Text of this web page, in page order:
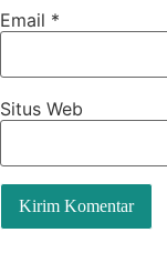
Email *
Situs Web